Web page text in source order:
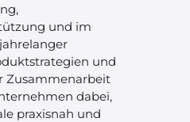
und im
und
Zusammenarbeit
dabei,
praxisnah und